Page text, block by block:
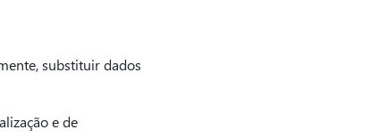
substituir dados
e de